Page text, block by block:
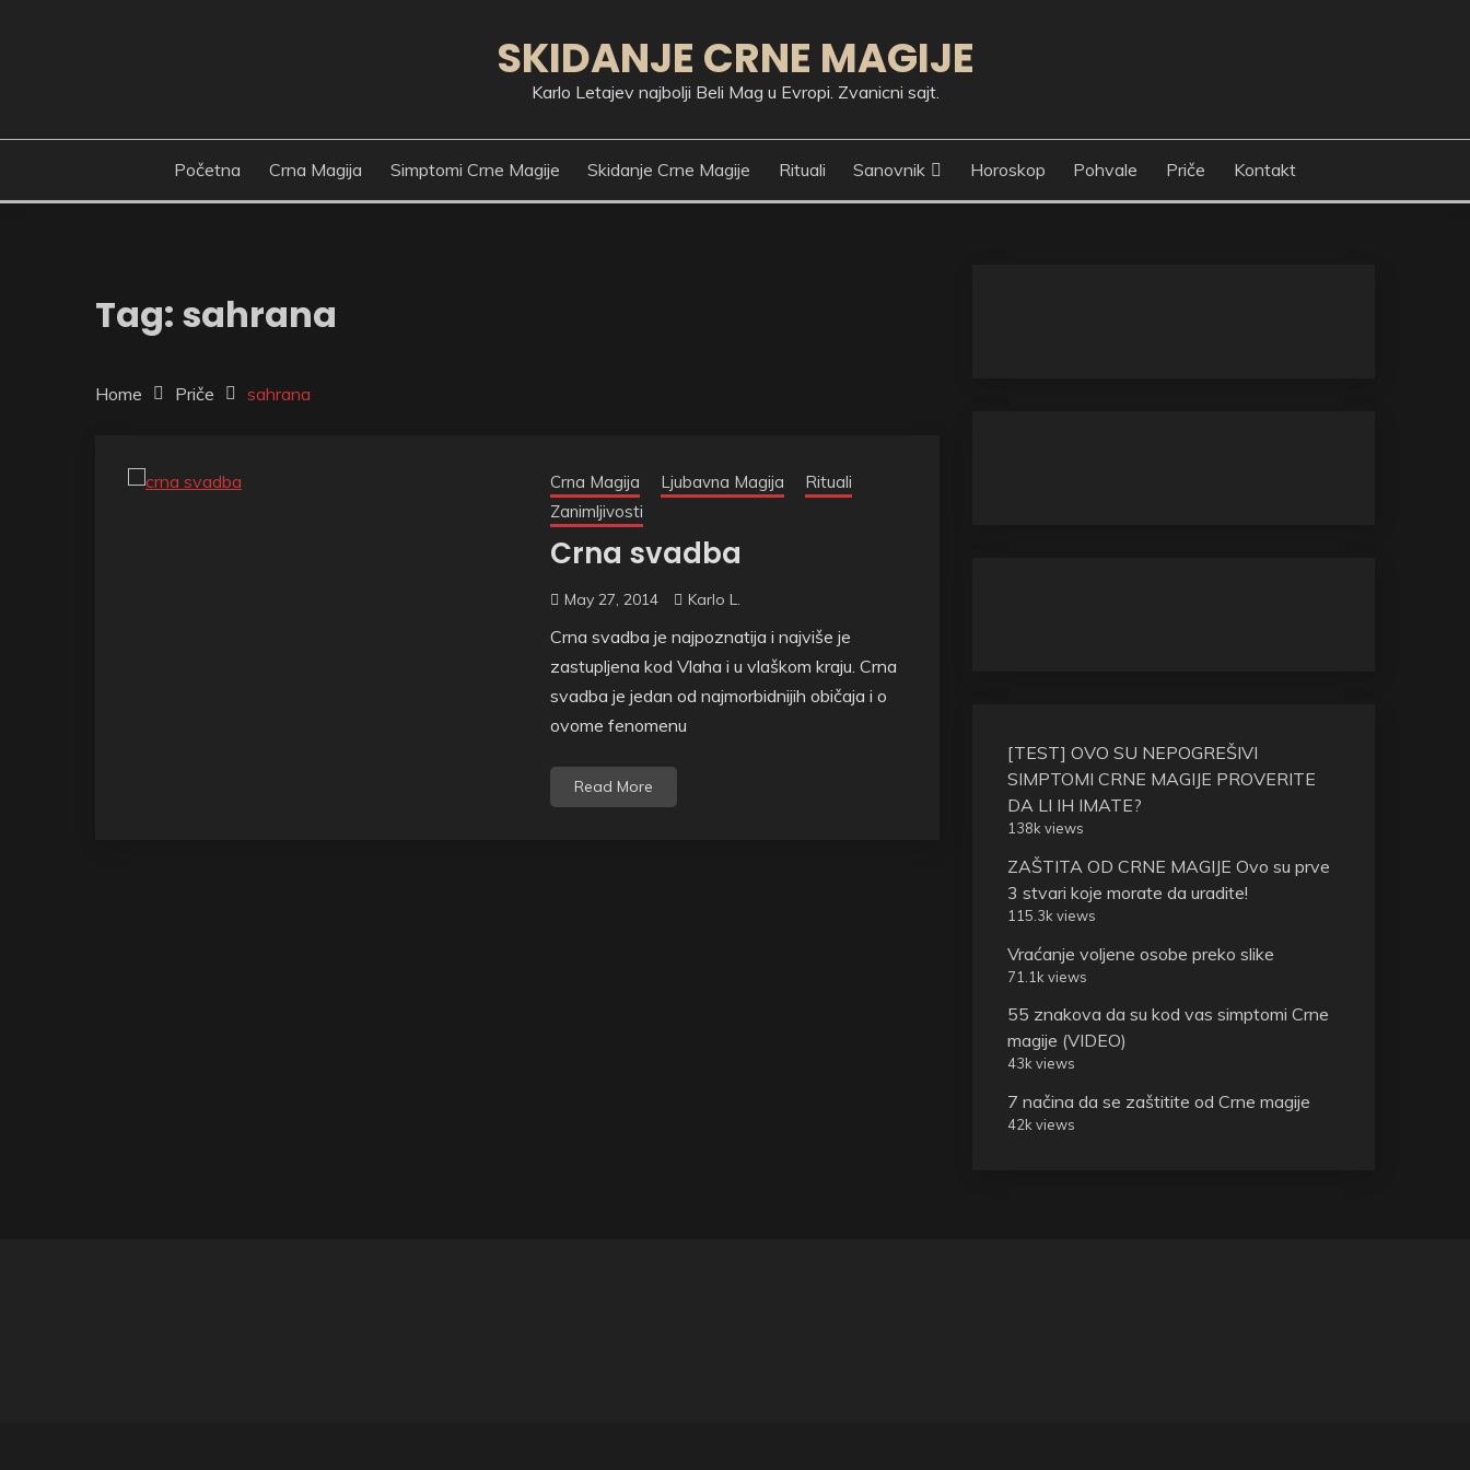
SKIDANJE CRNE MAGIJE
Karlo Letajev najbolji Beli Mag u Evropi. Zvanicni sajt.
Početna Crna Magija Simptomi Crne Magije Skidanje Crne Magije Rituali Sanovnik Horoskop Pohvale Priče Kontakt
Tag: sahrana
Home Priče sahrana
Crna Magija Ljubavna Magija
Rituali
Zanimljivosti
Crna svadba
May 27, 2014 Karlo L.
Crna svadba je najpoznatija i najviše je
zastupljena kod Vlaha i u vlaškom kraju. Crna
svadba je jedan od najmorbidnijih običaja i o
ovome fenomenu
Read More
[TEST] OVO SU NEPOGREŠIVI
SIMPTOMI CRNE MAGIJE PROVERITE
DA LI IH IMATE?
138k views
ZAŠTITA OD CRNE MAGIJE Ovo su prve
3 stvari koje morate da uradite!
115.3k views
Vraćanje voljene osobe preko slike
71.1k views
55 znakova da su kod vas simptomi Crne
magije (VIDEO)
43k views
7 načina da se zaštitite od Crne magije
42k views